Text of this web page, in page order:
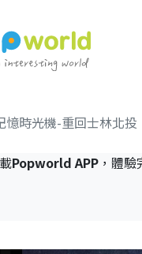
憶時光機-重回士林北投
Popworld APP，體驗